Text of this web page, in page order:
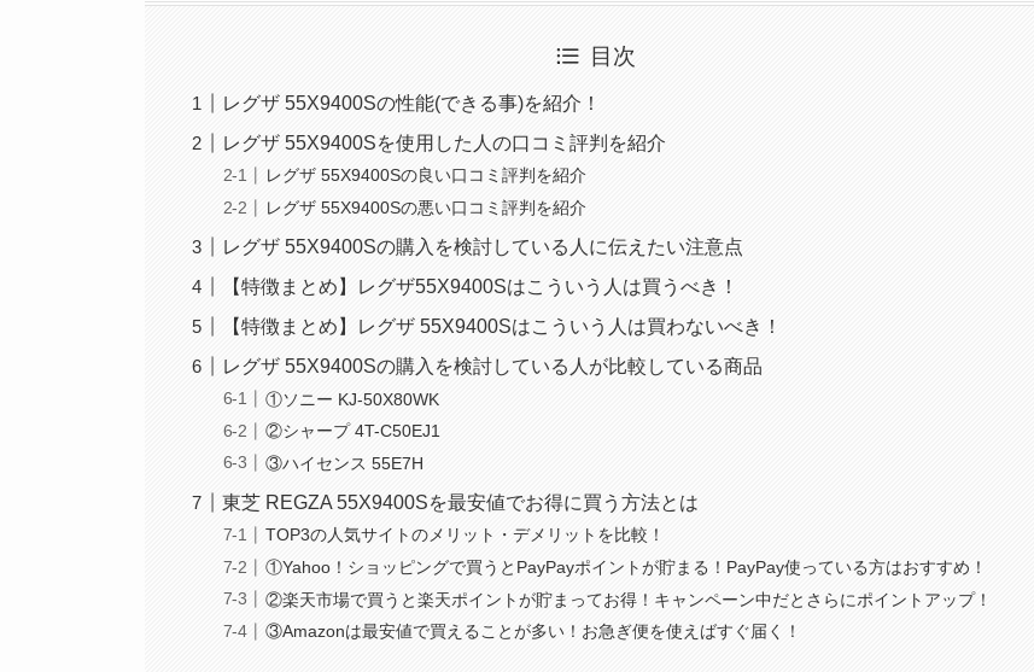
目次
レグザ 55X9400Sの性能(できる事)を紹介！
レグザ 55X9400Sを使用した人の口コミ評判を紹介
レグザ 55X9400Sの良い口コミ評判を紹介
レグザ 55X9400Sの悪い口コミ評判を紹介
レグザ 55X9400Sの購入を検討している人に伝えたい注意点
【特徴まとめ】レグザ55X9400Sはこういう人は買うべき！
【特徴まとめ】レグザ 55X9400Sはこういう人は買わないべき！
レグザ 55X9400Sの購入を検討している人が比較している商品
①ソニー KJ-50X80WK
②シャープ 4T-C50EJ1
③ハイセンス 55E7H
東芝 REGZA 55X9400Sを最安値でお得に買う方法とは
TOP3の人気サイトのメリット・デメリットを比較！
①Yahoo！ショッピングで買うとPayPayポイントが貯まる！PayPay使っている方はおすすめ！
②楽天市場で買うと楽天ポイントが貯まってお得！キャンペーン中だとさらにポイントアップ！
③Amazonは最安値で買えることが多い！お急ぎ便を使えばすぐ届く！